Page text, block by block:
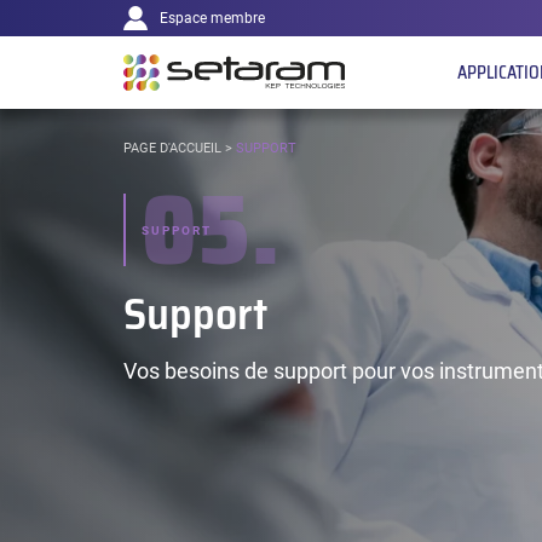
Aller au contenu
principale
Espace membre
VOUS
PAGE D'ACCUEIL > SUPPORT
05.
SUPPORT
Support
Vos besoins de support pour vos
Panneau de gestion des cookies